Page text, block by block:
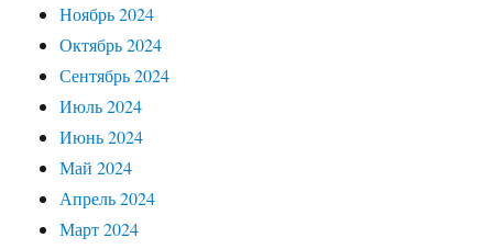
Ноябрь 2024
Октябрь 2024
Сентябрь 2024
Июль 2024
Июнь 2024
Май 2024
Апрель 2024
Март 2024